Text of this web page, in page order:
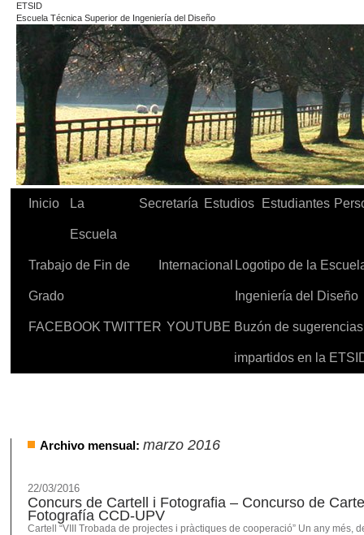
ETSID
Escuela Técnica Superior de Ingeniería del Diseño
Inicio La
Escuela
Secretaría Estudios Estudiantes
Trabajo de Fin de
Grado
Internacional Logotipo de la
Ingeniería del Diseño
FACEBOOK TWITTER YOUTUBE Buzón de
impartidos en la
Archivo mensual: marzo 2016
22/03/2016
Concurs de Cartell i Fotografia – Concurso de
Fotografía CCD-UPV
Cartell “VIII Trobada de projectes i pràctiques de cooperació” Un any més,